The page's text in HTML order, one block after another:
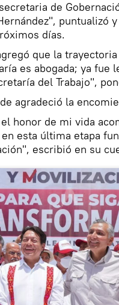
de
puntualizó
días.
que la
es abogada; ya
del Trabajo",
agradeció la
honor de mi vida
esta última etapa
escribió en su